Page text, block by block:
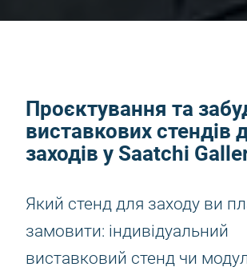
Проєктування та
виставкових стендів
заходів у Saatchi
Який стенд для заходу ви
замовити: індивідуальний
виставковий стенд чи